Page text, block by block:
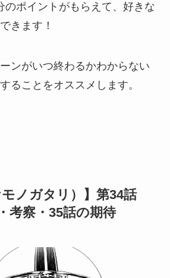
のポイントがもらえて、好きな
きます！
ンがいつ終わるかわからない
ることをオススメします。
モノガタリ）】第34話
考察・35話の期待